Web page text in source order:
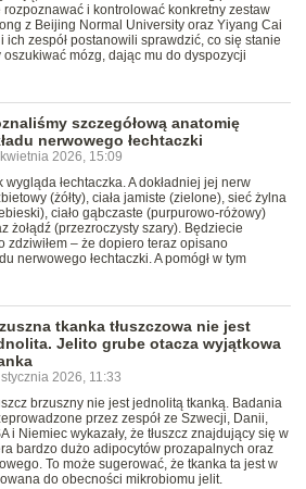
rozpoznawać i kontrolować konkretny zestaw
z Beijing Normal University oraz Yiyang Cai
zespół postanowili sprawdzić, co się stanie
mózg, dając mu do dyspozycji
szczegółową anatomię
nerwowego łechtaczki
2026, 15:09
wygląda łechtaczka. A dokładniej jej nerw
(żółty), ciała jamiste (zielone), sieć żylna
ciało gąbczaste (purpurowo-różowy)
żołądź (przezroczysty szary). Będziecie
zdziwiłem – że dopiero teraz opisano
nerwowego łechtaczki. A pomógł w tym
tkanka tłuszczowa nie jest
Jelito grube otacza wyjątkowa
2026, 11:33
brzuszny nie jest jednolitą tkanką. Badania
przez zespół ze Szwecji, Danii,
i Niemiec wykazały, że tłuszcz znajdujący się w
bardzo dużo adipocytów prozapalnych oraz
To może sugerować, że tkanka ta jest w
do obecności mikrobiomu jelit.